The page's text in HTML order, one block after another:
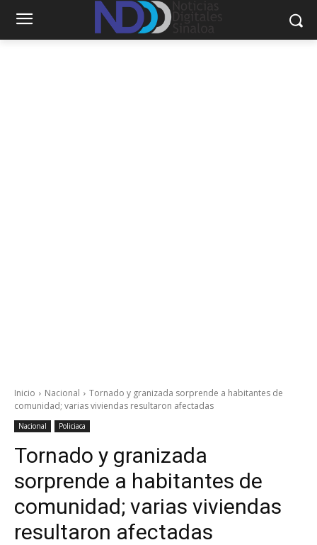
Inicio Nacional
Tornado y granizada sorprende a habitantes de
comunidad; varias viviendas resultaron afectadas
Nacional Policiaca
Tornado y granizada
sorprende a habitantes de
comunidad; varias viviendas
resultaron afectadas